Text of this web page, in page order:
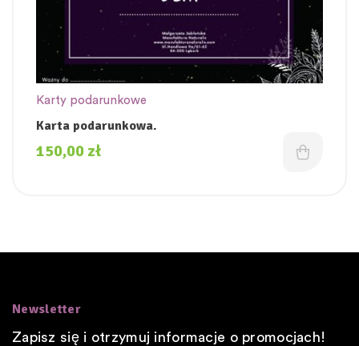
Karty podarunkowe
Karta podarunkowa.
150,00 zł
Newsletter
Zapisz się i otrzymuj informacje o promocjach!